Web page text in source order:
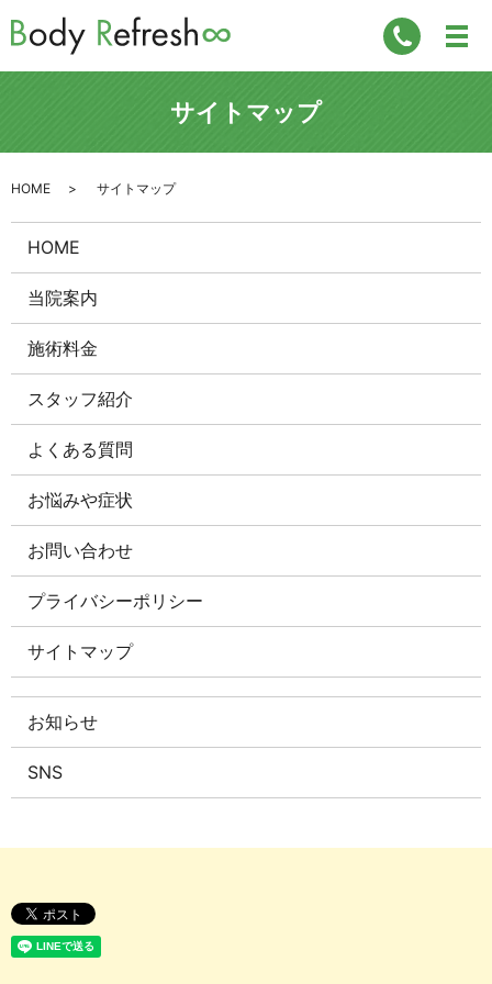
サイトマップ
HOME サイトマップ
HOME
当院案内
施術料金
スタッフ紹介
よくある質問
お悩みや症状
お問い合わせ
プライバシーポリシー
サイトマップ
お知らせ
SNS